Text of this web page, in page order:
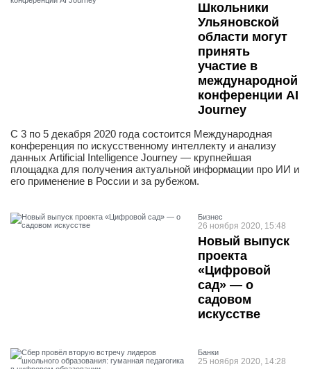
Школьники
Ульяновской
области могут
принять
участие в
международной
конференции AI
Journey
С 3 по 5 декабря 2020 года состоится Международная
конференция по искусственному интеллекту и анализу
данных Artificial Intelligence Journey — крупнейшая
площадка для получения актуальной информации про ИИ и
его применение в России и за рубежом.
Бизнес
26 ноября 2020, 15:48
Новый выпуск
проекта
«Цифровой
сад» — о
садовом
искусстве
Банки
25 ноября 2020, 14:28